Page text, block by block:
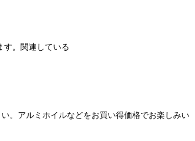
す。関連している
。アルミホイルなどをお買い得価格でお楽しみい